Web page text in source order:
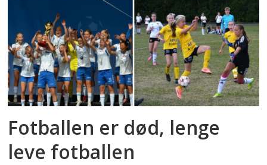
Fotballen er død, lenge
leve fotballen